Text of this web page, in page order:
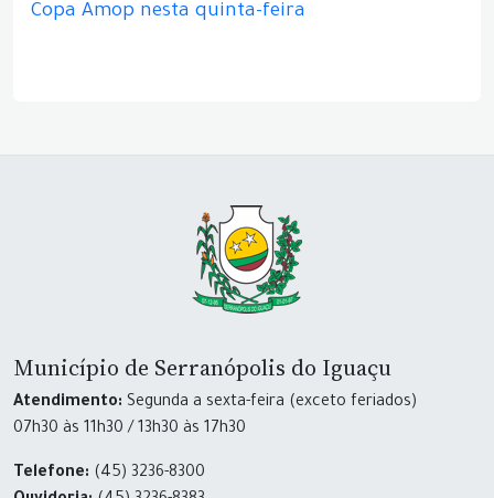
Copa Amop nesta quinta-feira
Município de Serranópolis do Iguaçu
Atendimento: Segunda a sexta-feira (exceto feriados)
07h30 às 11h30 / 13h30 às 17h30
Telefone: (45) 3236-8300